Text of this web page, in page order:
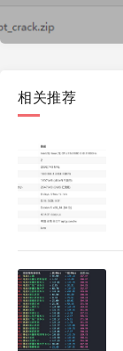
相关推荐